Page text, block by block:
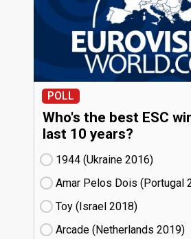
POLL
Who's the best ESC
last 10 years?
1944 (Ukraine
16)
Amar Pelos Dois (Portugal
Toy (Israel
18)
Arcade (Netherlands
19)